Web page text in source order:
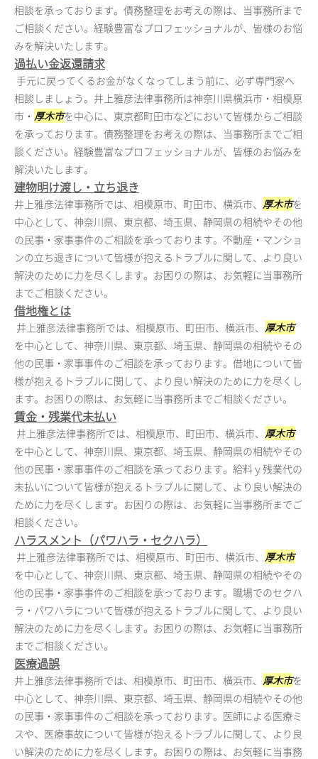
相談を承っております。債務整理をお考えの際は、当事務所まで
ご相談ください。経験豊富なプロフェッショナルが、皆様のお悩
みを解決いたします。
過払い金返還請求
手元に戻ってくるお金がなくなってしまう前に、必ず専門家へ
相談しましょう。井上雅彦法律事務所は神奈川県横浜市・相模原
市・ 厚木市を中心に、東京都町田市などにおいて皆様からご相談
を承っております。債務整理をお考えの際は、当事務所までご相
談ください。経験豊富なプロフェッショナルが、皆様のお悩みを
解決いたします。
建物明け渡し・立ち退き
井上雅彦法律事務所では、相模原市、町田市、横浜市、 厚木市を
中心として、神奈川県、東京都、埼玉県、静岡県の相続やその他
の民事・家事事件のご相談を承っております。不動産・マンショ
ンの立ち退きについて皆様が抱えるトラブルに関して、より良い
解決のために力を尽くします。お困りの際は、お気軽に当事務所
までご相談ください。
借地権とは
井上雅彦法律事務所では、相模原市、町田市、横浜市、 厚木市
を中心として、神奈川県、東京都、埼玉県、静岡県の相続やその
他の民事・家事事件のご相談を承っております。借地について皆
様が抱えるトラブルに関して、より良い解決のために力を尽くし
ます。お困りの際は、お気軽に当事務所までご相談ください。
賃金・残業代未払い
井上雅彦法律事務所では、相模原市、町田市、横浜市、 厚木市
を中心として、神奈川県、東京都、埼玉県、静岡県の相続やその
他の民事・家事事件のご相談を承っております。給料ｙ残業代の
未払いについて皆様が抱えるトラブルに関して、より良い解決の
ために力を尽くします。お困りの際は、お気軽に当事務所までご
相談ください。
ハラスメント（パワハラ・セクハラ）
井上雅彦法律事務所では、相模原市、町田市、横浜市、 厚木市
を中心として、神奈川県、東京都、埼玉県、静岡県の相続やその
他の民事・家事事件のご相談を承っております。職場でのセクハ
ラ・パワハラについて皆様が抱えるトラブルに関して、より良い
解決のために力を尽くします。お困りの際は、お気軽に当事務所
までご相談ください。
医療過誤
井上雅彦法律事務所では、相模原市、町田市、横浜市、 厚木市を
中心として、神奈川県、東京都、埼玉県、静岡県の相続やその他
の民事・家事事件のご相談を承っております。医師による医療ミ
スや、医療事故について皆様が抱えるトラブルに関して、より良
い解決のために力を尽くします。お困りの際は、お気軽に当事務